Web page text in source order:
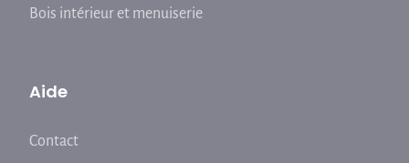
Bois intérieur et menuiserie
Aide
Contact